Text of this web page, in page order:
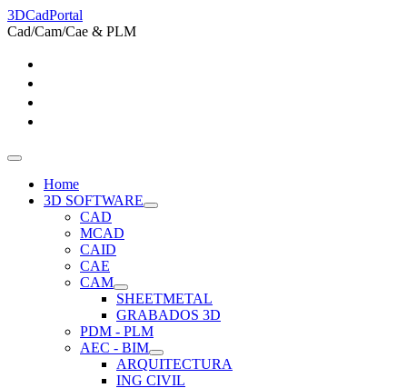
3DCadPortal
Cad/Cam/Cae & PLM
Home
3D SOFTWARE
CAD
MCAD
CAID
CAE
CAM
SHEETMETAL
GRABADOS 3D
PDM - PLM
AEC - BIM
ARQUITECTURA
ING CIVIL